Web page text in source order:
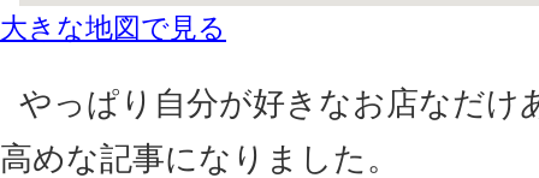
大きな地図で見る
やっぱり自分が好きなお店なだけ
高めな記事になりました。